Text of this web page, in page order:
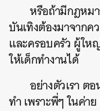
หรือถ้ามีกฎหม
บันเทิงต้องมาจากค
และครอบครัว ผู้ให
ให้เด็กทำงานได้
อย่างตัวเรา ต
ทำ เพราะพี่ๆ ในค่า